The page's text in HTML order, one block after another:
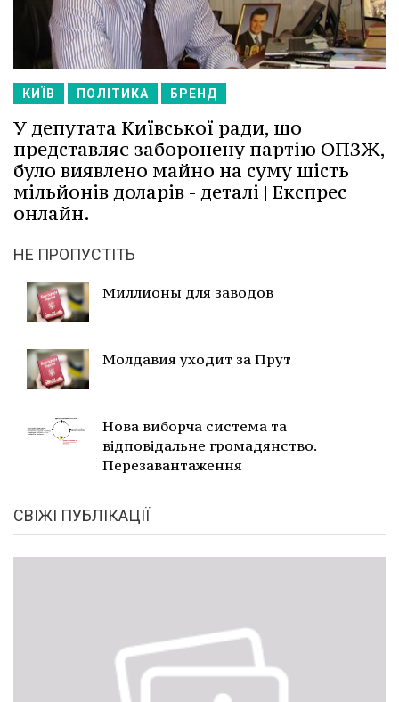
КИЇВ ПОЛІТИКА БРЕНД
У депутата Київської ради, що
представляє заборонену партію ОПЗЖ,
було виявлено майно на суму шість
мільйонів доларів - деталі | Експрес
онлайн.
НЕ ПРОПУСТІТЬ
Миллионы для заводов
Молдавия уходит за Прут
Нова виборча система та
відповідальне громадянство.
Перезавантаження
СВІЖІ ПУБЛІКАЦІЇ